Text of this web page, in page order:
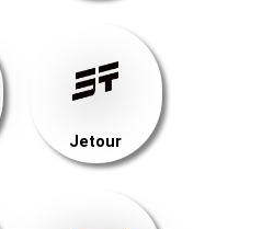
Jetour